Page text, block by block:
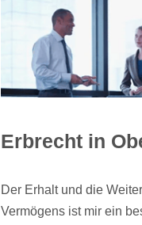
Erbrecht in
Der Erhalt und die
Vermögens ist mir ein